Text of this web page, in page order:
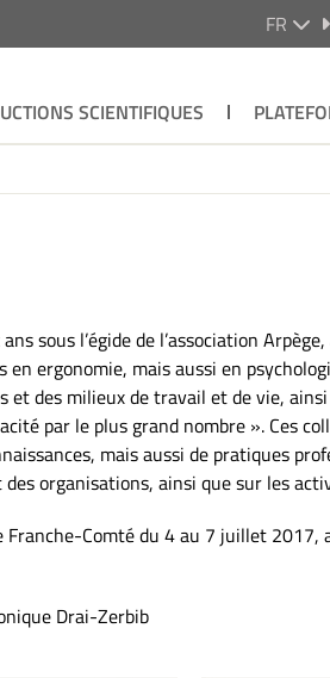
FR
SCIENTIFIQUES
sous l’égide de l’association
ergonomie, mais aussi en
des milieux de travail et de vie,
par le plus grand nombre ». Ces
mais aussi de pratiques
organisations, ainsi que sur les
Comté du 4 au 7 juillet 2017,
Drai-Zerbib